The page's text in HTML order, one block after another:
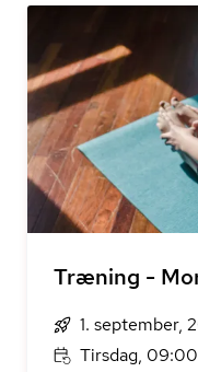
Træning -
1. september,
Tirsdag, 09:00